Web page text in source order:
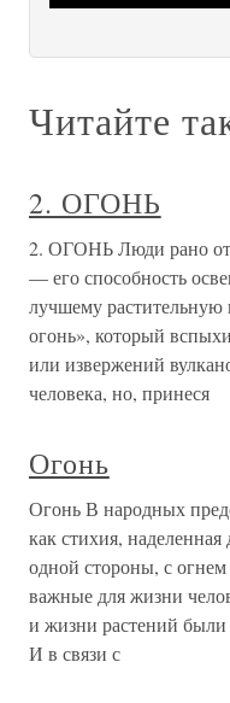
Читайте
2. ОГОНЬ
2. ОГОНЬ Люди рано
— его способность
лучшему
огонь», который
или извержений
человека, но, принеся
Огонь
Огонь В народных
как стихия,
одной стороны, с огнем
важные для жизни
и жизни растений были
И в связи с